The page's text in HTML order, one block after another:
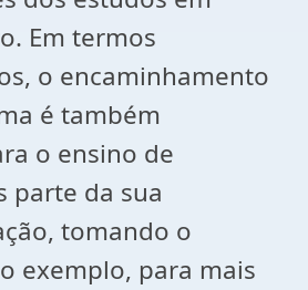
Em termos
o encaminhamento
é também
o ensino de
parte da sua
tomando o
exemplo, para mais